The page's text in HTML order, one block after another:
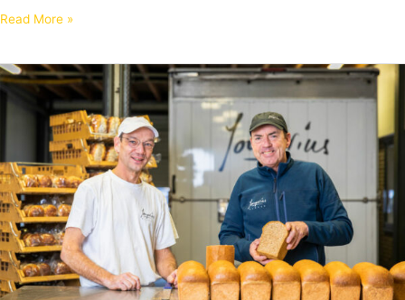
Read More »
Jongerius
Bakker:
automatisch
doseersysteem
biedt
ons
vele
voordelen”